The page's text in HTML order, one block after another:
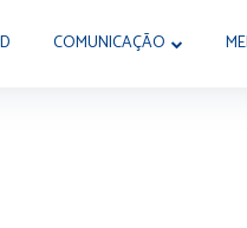
COMUNICAÇÃO